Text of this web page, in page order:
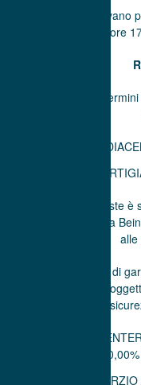
Che le offerte
e cioè entro le ore
che nei prescritti
CONSORZIO
che l’apertura buste
Amministrativa della
alle
Sull’importo a base di
cui € 125.000,00
agli oneri della
la ditta
la ditta